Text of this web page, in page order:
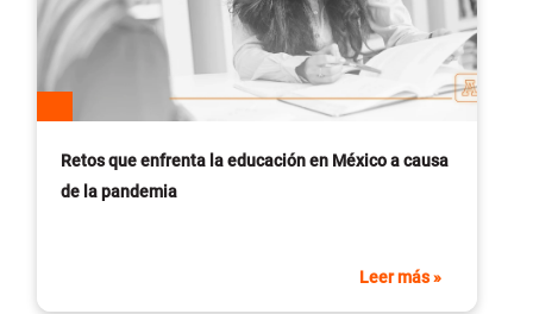
Retos que enfrenta la educación en México a causa
de la pandemia
Leer más »